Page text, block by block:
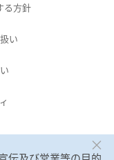
る方針
い
×